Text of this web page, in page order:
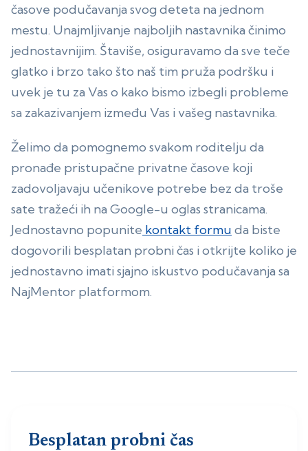
časove podučavanja svog deteta na jednom
mestu. Unajmljivanje najboljih nastavnika činimo
jednostavnijim. Štaviše, osiguravamo da sve teče
glatko i brzo tako što naš tim pruža podršku i
uvek je tu za Vas o kako bismo izbegli probleme
sa zakazivanjem između Vas i vašeg nastavnika.
Želimo da pomognemo svakom roditelju da
pronađe pristupačne privatne časove koji
zadovoljavaju učenikove potrebe bez da troše
sate tražeći ih na Google-u oglas stranicama.
Jednostavno popunite kontakt formu da biste
dogovorili besplatan probni čas i otkrijte koliko je
jednostavno imati sjajno iskustvo podučavanja sa
NajMentor platformom.
Besplatan probni čas